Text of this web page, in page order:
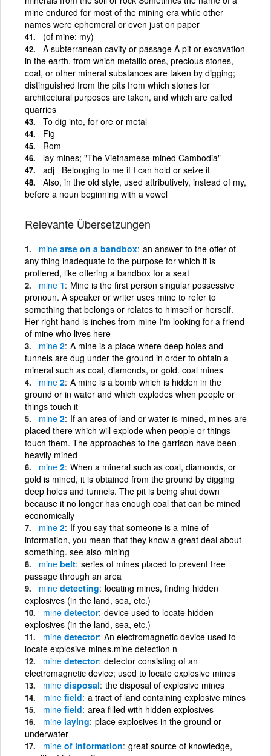
mine endured for most of the mining era while other
names were ephemeral or even just on paper
(of mine: my)
A subterranean cavity or passage A pit or excavation
in the earth, from which metallic ores, precious stones,
coal, or other mineral substances are taken by digging;
distinguished from the pits from which stones for
architectural purposes are taken, and which are called
quarries
To dig into, for ore or metal
Fig
Rom
lay mines; "The Vietnamese mined Cambodia"
adj Belonging to me if I can hold or seize it
Also, in the old style, used attributively, instead of my,
before a noun beginning with a vowel
Relevante Übersetzungen
mine arse on a bandbox an answer to the offer of
any thing inadequate to the purpose for which it is
proffered, like offering a bandbox for a seat
mine 1 Mine is the first person singular possessive
pronoun. A speaker or writer uses mine to refer to
something that belongs or relates to himself or herself.
Her right hand is inches from mine I'm looking for a friend
of mine who lives here
mine 2 A mine is a place where deep holes and
tunnels are dug under the ground in order to obtain a
mineral such as coal, diamonds, or gold. coal mines
mine 2 A mine is a bomb which is hidden in the
ground or in water and which explodes when people or
things touch it
mine 2 If an area of land or water is mined, mines are
placed there which will explode when people or things
touch them. The approaches to the garrison have been
heavily mined
mine 2 When a mineral such as coal, diamonds, or
gold is mined, it is obtained from the ground by digging
deep holes and tunnels. The pit is being shut down
because it no longer has enough coal that can be mined
economically
mine 2 If you say that someone is a mine of
information, you mean that they know a great deal about
something. see also mining
mine belt series of mines placed to prevent free
passage through an area
mine detecting locating mines, finding hidden
explosives (in the land, sea, etc.)
mine detector device used to locate hidden
explosives (in the land, sea, etc.)
mine detector An electromagnetic device used to
locate explosive mines.mine detection n
mine detector detector consisting of an
electromagnetic device; used to locate explosive mines
mine disposal the disposal of explosive mines
mine field a tract of land containing explosive mines
mine field area filled with hidden explosives
mine laying place explosives in the ground or
underwater
mine of information great source of knowledge,